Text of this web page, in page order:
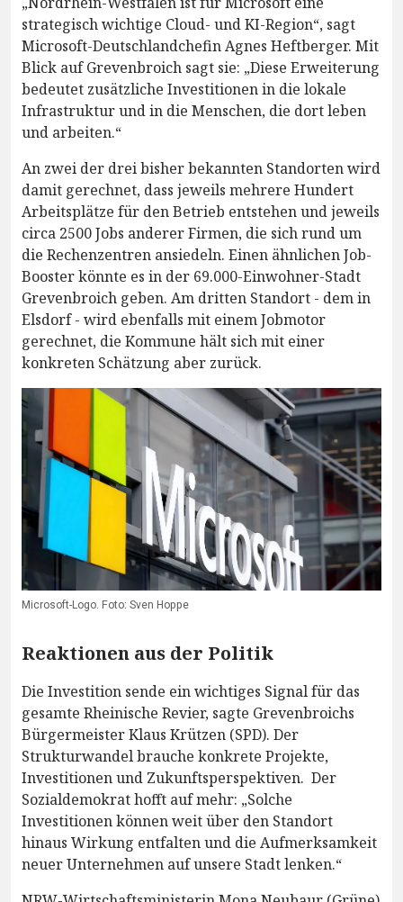
strategisch wichtige Cloud- und KI-Region“, sagt
Microsoft-Deutschlandchefin Agnes Heftberger. Mit
Blick auf Grevenbroich sagt sie: „Diese Erweiterung
bedeutet zusätzliche Investitionen in die lokale
Infrastruktur und in die Menschen, die dort leben
und arbeiten.“
An zwei der drei bisher bekannten Standorten wird
damit gerechnet, dass jeweils mehrere Hundert
Arbeitsplätze für den Betrieb entstehen und jeweils
circa 2500 Jobs anderer Firmen, die sich rund um
die Rechenzentren ansiedeln. Einen ähnlichen Job-
Booster könnte es in der 69.000-Einwohner-Stadt
Grevenbroich geben. Am dritten Standort - dem in
Elsdorf - wird ebenfalls mit einem Jobmotor
gerechnet, die Kommune hält sich mit einer
konkreten Schätzung aber zurück.
Microsoft-Logo. Foto: Sven Hoppe
Reaktionen aus der Politik
Die Investition sende ein wichtiges Signal für das
gesamte Rheinische Revier, sagte Grevenbroichs
Bürgermeister Klaus Krützen (SPD). Der
Strukturwandel brauche konkrete Projekte,
Investitionen und Zukunftsperspektiven. Der
Sozialdemokrat hofft auf mehr: „Solche
Investitionen können weit über den Standort
hinaus Wirkung entfalten und die Aufmerksamkeit
neuer Unternehmen auf unsere Stadt lenken.“